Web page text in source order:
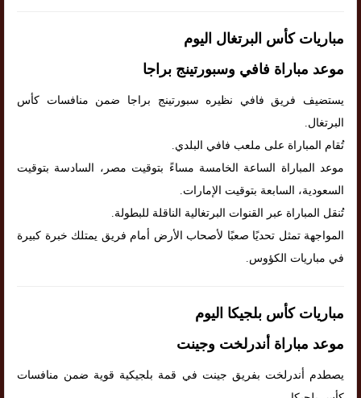
مباريات كأس البرتغال اليوم
موعد مباراة فافي وسبورتينج براجا
يستضيف فريق فافي نظيره سبورتينج براجا ضمن منافسات كأس
البرتغال.
تُقام المباراة على ملعب فافي البلدي.
موعد المباراة الساعة الخامسة مساءً بتوقيت مصر، السادسة بتوقيت
السعودية، السابعة بتوقيت الإمارات.
تُنقل المباراة عبر القنوات البرتغالية الناقلة للبطولة.
المواجهة تمثل تحديًا صعبًا لأصحاب الأرض أمام فريق يمتلك خبرة كبيرة
في مباريات الكؤوس.
مباريات كأس بلجيكا اليوم
موعد مباراة أندرلخت وجينت
يصطدم أندرلخت بفريق جينت في قمة بلجيكية قوية ضمن منافسات